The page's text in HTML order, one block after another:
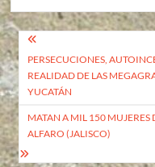
Navegación
de
entradas
PERSECUCIONES,
REALIDAD DE LAS
YUCATÁN
MATAN A MIL 150
ALFARO (JALISCO)